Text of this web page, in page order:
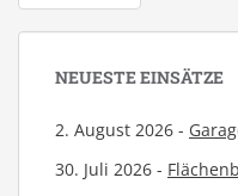
NEUESTE EINSÄTZE
2. August 2026 -
30. Juli 2026 -